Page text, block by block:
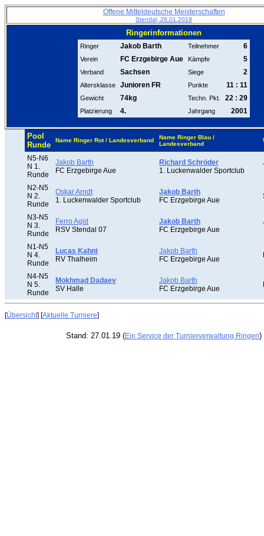
Offene Mitteldeutsche Meisterschaften
Stendal, 26.01.2019
Ringerinformationen
Ringer Jakob Barth Teilnehmer 6
Verein FC Erzgebirge Aue Kämpfe 5
Verband Sachsen Siege 2
Altersklasse Junioren FR Punkte 11 : 11
Gewicht 74kg Techn. Pkt. 22 : 29
Platzierung 4. Jahrgang 2001
Pool
Runde
Name Ringer Rot / Landesverband
Name Ringer Blau /
Landesverband
N5-N6
N 1.
Runde
Jakob Barth
FC Erzgebirge Aue
Richard Schröder
1. Luckenwalder Sportclub
N2-N5
N 2.
Runde
Oskar Arndt
1. Luckenwalder Sportclub
Jakob Barth
FC Erzgebirge Aue
N3-N5
N 3.
Runde
Ferro Agid
RSV Stendal 07
Jakob Barth
FC Erzgebirge Aue
N1-N5
N 4.
Runde
Lucas Kahnt
RV Thalheim
Jakob Barth
FC Erzgebirge Aue
N4-N5
N 5.
Runde
Mokhmad Dadaev
SV Halle
Jakob Barth
FC Erzgebirge Aue
[Übersicht] [Aktuelle Turniere]
Stand: 27.01.19 (Ein Service der Turnierverwaltung Ringen)